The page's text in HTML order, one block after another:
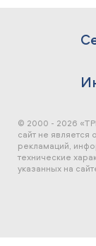
© 2000 - 2026
сайт не
рекламаций,
технические
указанных на